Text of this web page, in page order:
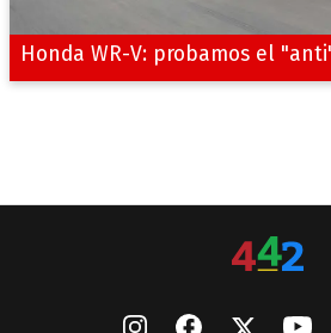
Honda WR-V: probamos el